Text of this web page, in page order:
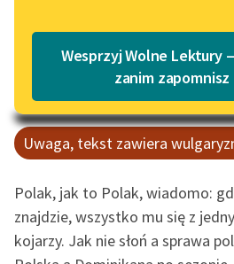
Lektury szkolne i klasyka
literatury do słuchania dla
uczennic i uczniów z
niepełnosprawnościami
szkolnych i literatury do
słuchania dla uczennic i
uczniów z
niepełnosprawnościami
Wesprzyj Wolne Lektury
zanim zapomnisz
Uwaga, tekst zawiera
Polak, jak to Polak, wiadomo:
znajdzie, wszystko mu się z
kojarzy. Jak nie słoń a sprawa